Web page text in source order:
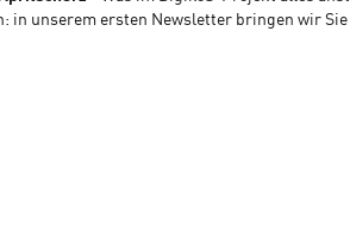
in unserem ersten Newsletter bringen wir